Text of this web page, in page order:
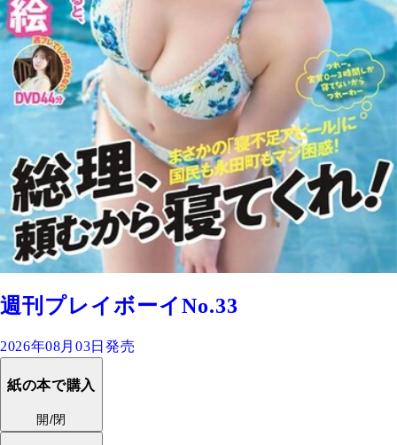
週刊プレイボーイNo.33
2026年08月03日発売
紙の本で購入
開/閉